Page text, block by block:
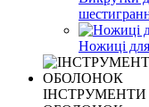
Ножиці
ІНСТРУМЕНТИ